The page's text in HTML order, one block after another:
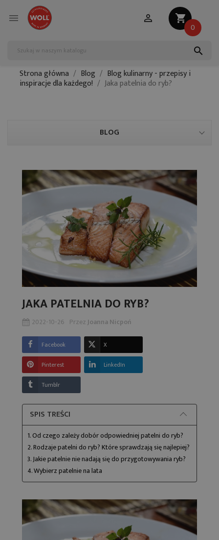
 shopping_cart
0

search
Strona główna Blog Blog kulinarny - przepisy i
inspiracje dla każdego! Jaka patelnia do ryb?
BLOG
JAKA PATELNIA DO RYB?
2022-10-26 PrzezJoanna Nicpoń
Facebook X
Pinterest LinkedIn
Tumblr
SPIS TREŚCI
1. Od czego zależy dobór odpowiedniej patelni do ryb?
2. Rodzaje patelni do ryb? Które sprawdzają się najlepiej?
3. Jakie patelnie nie nadają się do przygotowywania ryb?
4. Wybierz patelnie na lata